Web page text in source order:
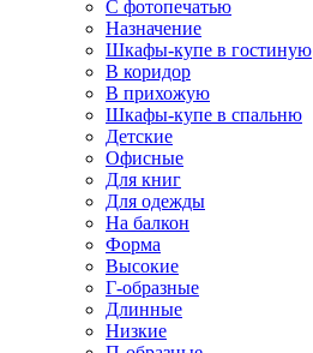
С фотопечатью
Назначение
Шкафы-купе в гостиную
В коридор
В прихожую
Шкафы-купе в спальню
Детские
Офисные
Для книг
Для одежды
На балкон
Форма
Высокие
Г-образные
Длинные
Низкие